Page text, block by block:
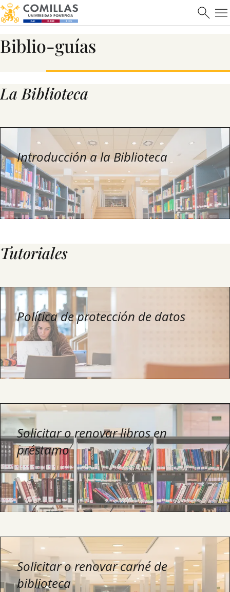
Biblio-guías
La Biblioteca
Introducción a la Biblioteca
Tutoriales
Política de protección de datos
Solicitar o renovar libros en
préstamo
Solicitar o renovar carné de
biblioteca